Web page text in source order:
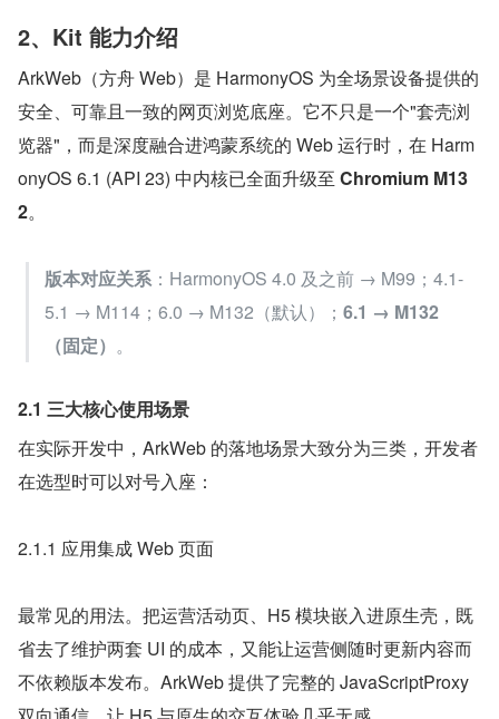
2、Kit 能力介绍
ArkWeb（方舟 Web）是 HarmonyOS 为全场景设备提供的
安全、可靠且一致的网页浏览底座。它不只是一个"套壳浏
览器"，而是深度融合进鸿蒙系统的 Web 运行时，在 Harm
onyOS 6.1 (API 23) 中内核已全面升级至 Chromium M13
2。
版本对应关系：HarmonyOS 4.0 及之前 → M99；4.1-
5.1 → M114；6.0 → M132（默认）； 6.1 → M132
（固定） 。
2.1 三大核心使用场景
在实际开发中，ArkWeb 的落地场景大致分为三类，开发者
在选型时可以对号入座：
2.1.1 应用集成 Web 页面
最常见的用法。把运营活动页、H5 模块嵌入进原生壳，既
省去了维护两套 UI 的成本，又能让运营侧随时更新内容而
不依赖版本发布。ArkWeb 提供了完整的 JavaScriptProxy